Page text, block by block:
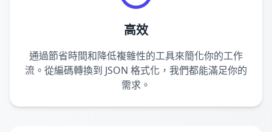
高效
通過節省時間和降低複雜性的工具來簡化你的工作
流。從編碼轉換到 JSON 格式化，我們都能滿足你的
需求。